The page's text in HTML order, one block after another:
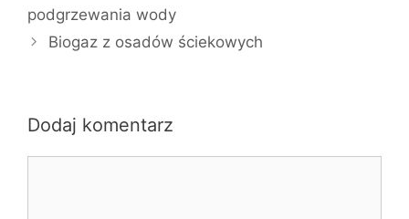
podgrzewania wody
Biogaz z osadów ściekowych
Dodaj komentarz